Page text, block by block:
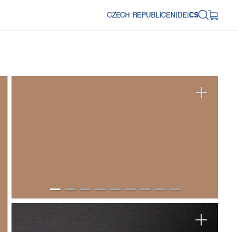
CZECH REPUBLICEN|DE|CS